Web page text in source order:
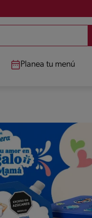
Planea tu menú